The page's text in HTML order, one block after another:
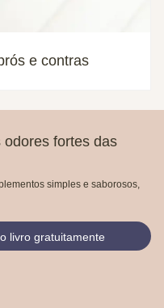
e contras
fortes das
simples e saborosos,
livro gratuitamente